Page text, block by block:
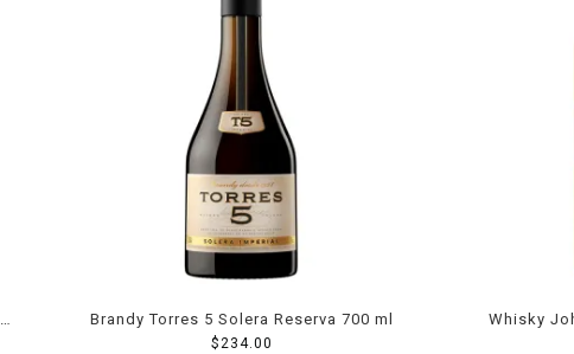
Brandy Torres 5 Solera Reserva 700 ml
$ 234.00
Whisky